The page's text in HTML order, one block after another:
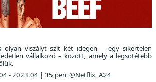
olyan viszályt szít két idegen – egy sikertelen
vállalkozó – között, amely a legsötétebb
- 2023.04 | 35 perc @Netflix, A24